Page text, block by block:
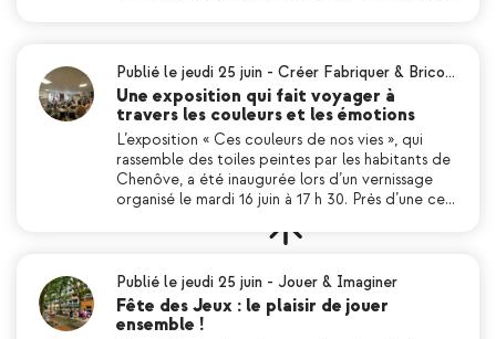
Publié le jeudi 25 juin - Créer Fabriquer & Brico…
Une exposition qui fait voyager à
travers les couleurs et les émotions
L’exposition « Ces couleurs de nos vies », qui
rassemble des toiles peintes par les habitants de
Chenôve, a été inaugurée lors d’un vernissage
organisé le mardi 16 juin à 17 h 30. Près d’une ce…
Publié le jeudi 25 juin - Jouer & Imaginer
Fête des Jeux : le plaisir de jouer
ensemble !